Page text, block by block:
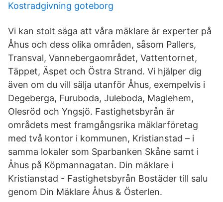
Kostradgivning goteborg
Vi kan stolt säga att våra mäklare är experter på
Åhus och dess olika områden, såsom Pallers,
Transval, Vannebergaområdet, Vattentornet,
Täppet, Äspet och Östra Strand. Vi hjälper dig
även om du vill sälja utanför Åhus, exempelvis i
Degeberga, Furuboda, Juleboda, Maglehem,
Olesröd och Yngsjö. Fastighetsbyrån är
områdets mest framgångsrika mäklarföretag
med två kontor i kommunen, Kristianstad – i
samma lokaler som Sparbanken Skåne samt i
Åhus på Köpmannagatan. Din mäklare i
Kristianstad - Fastighetsbyrån Bostäder till salu
genom Din Mäklare Åhus & Österlen.